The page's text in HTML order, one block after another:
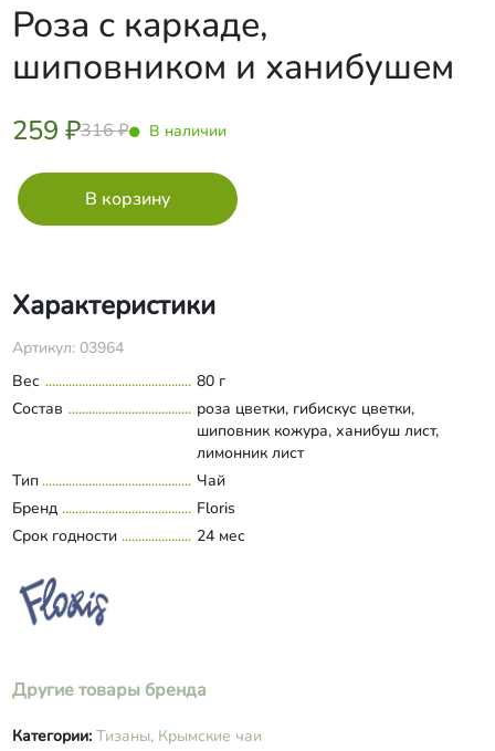
Роза с каркаде,
шиповником и ханибушем
259 ₽316 ₽ В наличии
Характеристики
Артикул: 03964
Вес
80 г
Состав
роза цветки, гибискус цветки,
шиповник кожура, ханибуш лист,
лимонник лист
Тип
Чай
Бренд
Floris
Срок годности
24 мес
Другие товары бренда
Категории: Тизаны, Крымские чаи